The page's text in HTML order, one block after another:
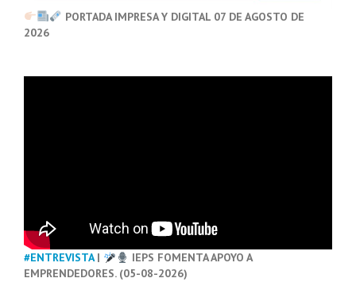
PORTADA IMPRESA Y DIGITAL 07 DE AGOSTO DE
2026
#ENTREVISTA|
IEPS FOMENTA APOYO A
EMPRENDEDORES. (05-08-2026)